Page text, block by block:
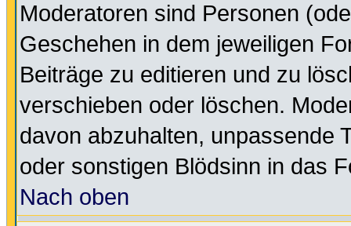
Moderatoren sind Personen
Geschehen in dem jeweiligen
Beiträge zu editieren und zu
verschieben oder löschen.
davon abzuhalten, unpassende
oder sonstigen Blödsinn in das
Nach oben